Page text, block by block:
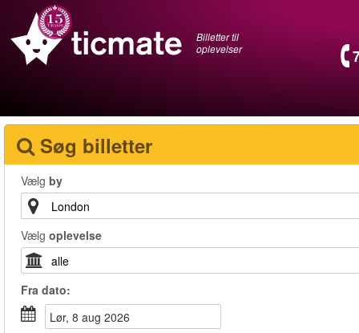
Billetter til
oplevelser
Søg billetter
Vælg by
Vælg oplevelse
Fra dato:
lør, 8 aug 2026